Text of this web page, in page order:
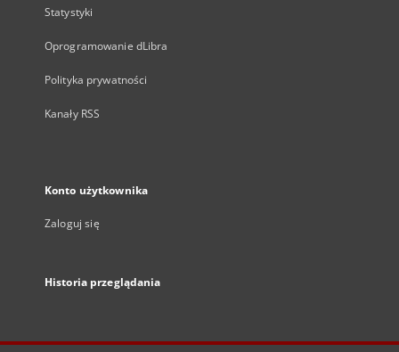
Statystyki
Oprogramowanie dLibra
Polityka prywatności
Kanały RSS
Konto użytkownika
Zaloguj się
Historia przeglądania